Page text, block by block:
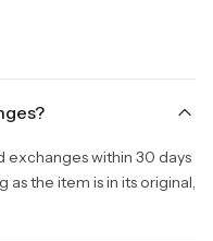
exchanges within 30 days
the item is in its original,